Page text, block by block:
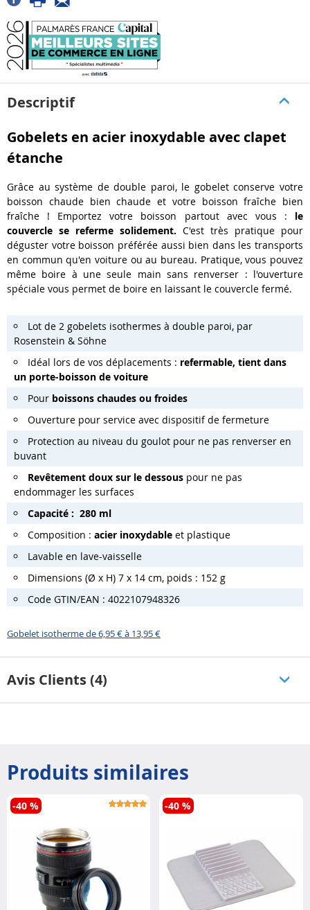
Descriptif
Gobelets en acier inoxydable avec clapet
étanche
Grâce au système de double paroi, le gobelet conserve votre
boisson chaude bien chaude et votre boisson fraîche bien
fraîche ! Emportez votre boisson partout avec vous : le
couvercle se referme solidement. C'est très pratique pour
déguster votre boisson préférée aussi bien dans les transports
en commun qu'en voiture ou au bureau. Pratique, vous pouvez
même boire à une seule main sans renverser : l'ouverture
spéciale vous permet de boire en laissant le couvercle fermé.
Lot de 2 gobelets isothermes à double paroi, par
Rosenstein & Söhne
Idéal lors de vos déplacements : refermable, tient dans
un porte-boisson de voiture
Pour boissons chaudes ou froides
Ouverture pour service avec dispositif de fermeture
Protection au niveau du goulot pour ne pas renverser en
buvant
Revêtement doux sur le dessous pour ne pas
endommager les surfaces
Capacité : 280 ml
Composition : acier inoxydable et plastique
Lavable en lave-vaisselle
Dimensions (Ø x H) 7 x 14 cm, poids : 152 g
Code GTIN/EAN : 4022107948326
Gobelet isotherme de 6,95 € à 13,95 €
Avis Clients (4)
Produits similaires
-40 % -40 %